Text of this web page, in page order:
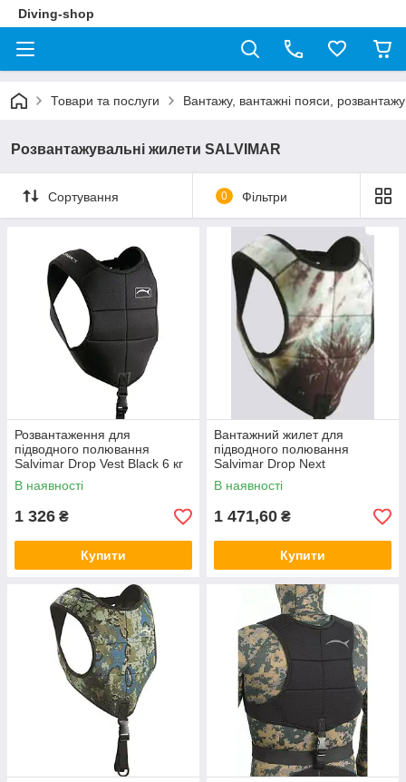
Diving-shop
Товари та послуги Вантажу, вантажні пояси,
Розвантажувальні жилети SALVIMAR
Сортування 0 Фільтри
Розвантаження для
підводного полювання
Salvimar Drop Vest Black 6 кг
В наявності
1 326 ₴
Купити
Вантажний жилет для
підводного полювання
Salvimar Drop Next
В наявності
1 471,60 ₴
Купити